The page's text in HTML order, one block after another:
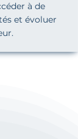
à de
et évoluer